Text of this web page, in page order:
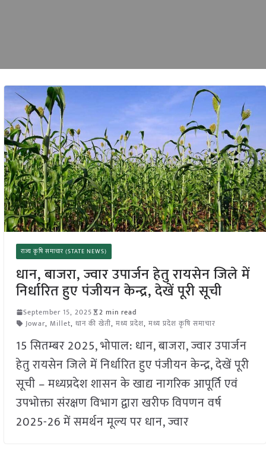
राज्य कृषि समाचार (STATE NEWS)
धान, बाजरा, ज्वार उपार्जन हेतु रायसेन जिले में
निर्धारित हुए पंजीयन केन्द्र, देखें पूरी सूची
September 15, 2025
2 min read
Jowar, Millet, धान की खेती, मध्य प्रदेश, मध्य प्रदेश कृषि समाचार
15 सितम्बर 2025, भोपाल: धान, बाजरा, ज्वार उपार्जन
हेतु रायसेन जिले में निर्धारित हुए पंजीयन केन्द्र, देखें पूरी
सूची – मध्यप्रदेश शासन के खाद्य नागरिक आपूर्ति एवं
उपभोक्ता संरक्षण विभाग द्वारा खरीफ विपणन वर्ष
2025-26 में समर्थन मूल्य पर धान, ज्वार